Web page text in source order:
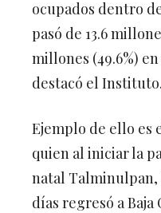
ocupados dentro
pasó de 13.6
millones (49.6%)
destacó el Instituto.
Ejemplo de ello es
quien al iniciar la
natal Talminulpan,
días regresó a